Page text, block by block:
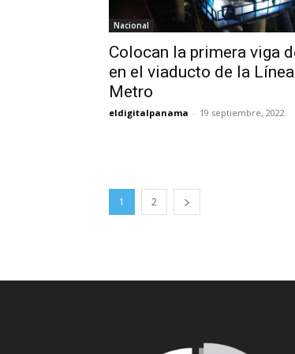
Nacional
Colocan la primera viga
en el viaducto de la
Metro
eldigitalpanama - 19 septiembre, 2022
1 2